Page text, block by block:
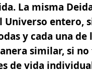
La misma
Universo entero,
y cada una de
similar, si
de vida